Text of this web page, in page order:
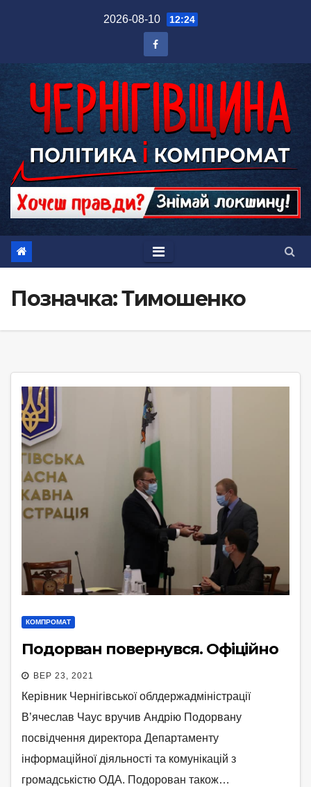
2026-08-10 12:24
Позначка:Тимошенко
КОМПРОМАТ
Подорван повернувся. Офіційно
ВЕР 23, 2021
Керівник Чернігівської облдержадміністрації
В’ячеслав Чаус вручив Андрію Подорвану
посвідчення директора Департаменту
інформаційної діяльності та комунікацій з
громадськістю ОДА. Подорован також…